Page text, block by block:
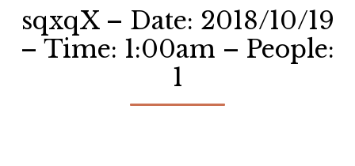
sqxqX – Date: 2018/10/19
– Time: 1:00am – People:
1